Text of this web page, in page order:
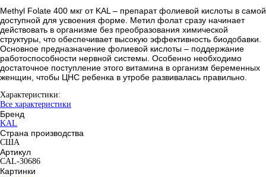
Methyl Folate 400 мкг от KAL – препарат фолиевой кислоты в самой
доступной для усвоения форме. Метил фолат сразу начинает
действовать в организме без преобразования химической
структуры, что обеспечивает высокую эффективность биодобавки.
Основное предназначение фолиевой кислоты – поддержание
работоспособности нервной системы. Особенно необходимо
достаточное поступление этого витамина в организм беременных
женщин, чтобы ЦНС ребенка в утробе развивалась правильно.
Характеристики:
Все характеристики
Бренд
KAL
Страна производства
США
Артикул
CAL-30686
Картинки